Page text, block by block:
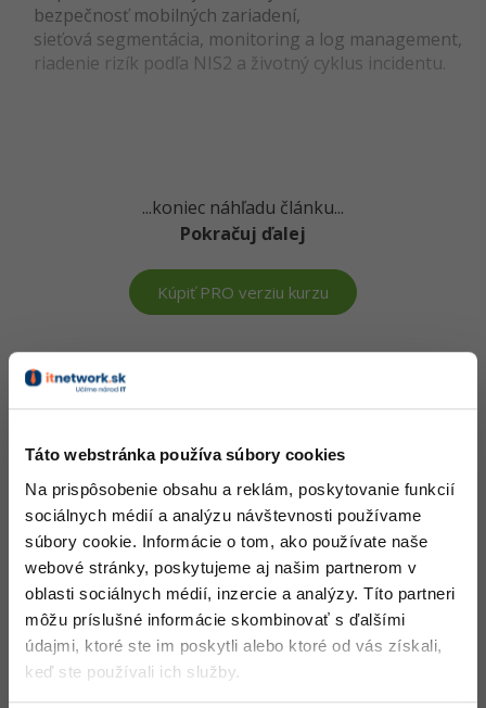
Táto webstránka používa súbory cookies
Na prispôsobenie obsahu a reklám, poskytovanie funkcií
sociálnych médií a analýzu návštevnosti používame
súbory cookie. Informácie o tom, ako používate naše
webové stránky, poskytujeme aj našim partnerom v
oblasti sociálnych médií, inzercie a analýzy. Títo partneri
môžu príslušné informácie skombinovať s ďalšími
údajmi, ktoré ste im poskytli alebo ktoré od vás získali,
keď ste používali ich služby.
HTML/CSS -80%
-15%
Adobe InDesign -25%
Blender
Inkscape
Fotografovanie -80%
Video
Ostatné
Fórum
Príbehy absolventov
bezpečnosť mobilných zariadení,
sieťová segmentácia, monitoring a log management,
riadenie rizík podľa NIS2 a životný cyklus incidentu.
...koniec náhľadu článku...
Pokračuj ďalej
Kúpiť PRO verziu kurzu
Vedomosti v hodnote stoviek tisíc získaš za pár eur
Došiel si až sem a to je super! Veríme, že ti prvé lekcie
Chceš v kurze pokračovať? Prejdi doprémiové sekcie
Obsah článku spadá pod licenciuPremium , kúpou článku súhlasíš
sozmluvnými podmienkami.
Čo od nás v ďalších lekciách dostaneš?
Prístup k jednotlivým lekciám podľa spôsobu